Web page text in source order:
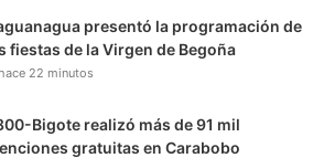
presentó la programación de
fiestas de la Virgen de Begoña
hace 22 minutos
Bigote realizó más de 91 mil
gratuitas en Carabobo